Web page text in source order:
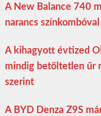
A New Balance 740
narancs
A kihagyott évtized
mindig betöltetlen űr
szerint
A BYD Denza Z9S